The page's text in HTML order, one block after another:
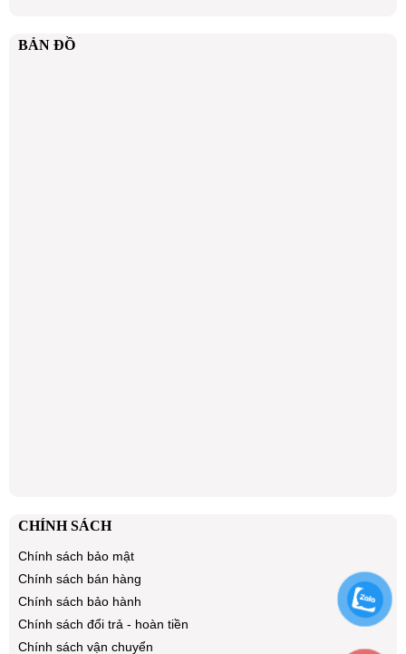
BẢN ĐỒ
CHÍNH SÁCH
Chính sách bảo mật
Chính sách bán hàng
Chính sách bảo hành
Chính sách đổi trả - hoàn tiền
Chính sách vận chuyển